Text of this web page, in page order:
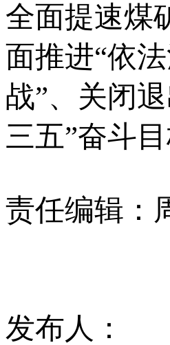
全面提速煤
面推进“依
战”、关闭
三五”奋斗
责任编辑：
发布人：